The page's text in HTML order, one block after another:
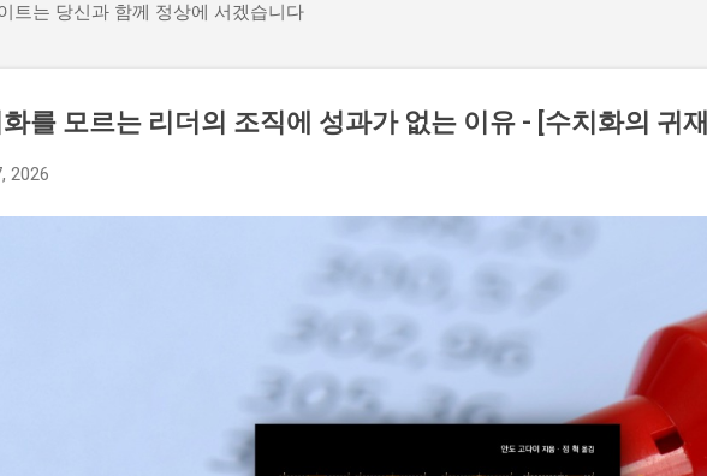
트는 당신과 함께 정상에 서겠습니다
를 모르는 리더의 조직에 성과가 없는 이유 - [수치화의 귀
2026